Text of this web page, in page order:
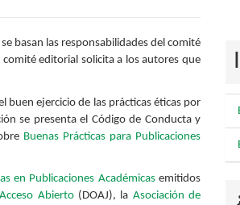
basan las responsabilidades del comité
comité editorial solicita a los autores que
buen ejercicio de las prácticas éticas por
se presenta el Código de Conducta y
Buenas Prácticas para Publicaciones
en Publicaciones Académicasemitidos
Abierto (DOAJ), la Asociación de